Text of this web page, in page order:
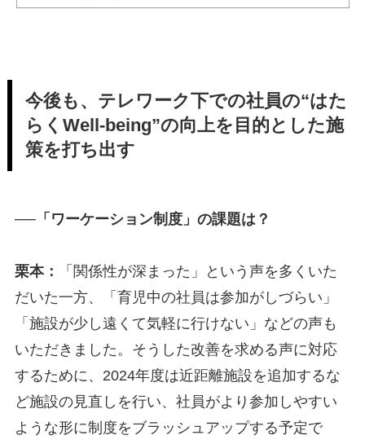
今後も、テレワーク下での社員の“はた
らくWell-being”の向上を目的とした施
策を打ち出す
──「ワーケーション制度」の課題は？
栗本：
「関係性が深まった」という声を多くいた
だいた一方、「育児中の社員は参加がしづらい」
「施設が少し遠くて気軽に行けない」などの声も
いただきました。そうした改善を求める声に対応
するために、2024年度は近距離施設を追加するな
ど施設の見直しを行い、社員がより参加しやすい
ような形に制度をブラッシュアップする予定で